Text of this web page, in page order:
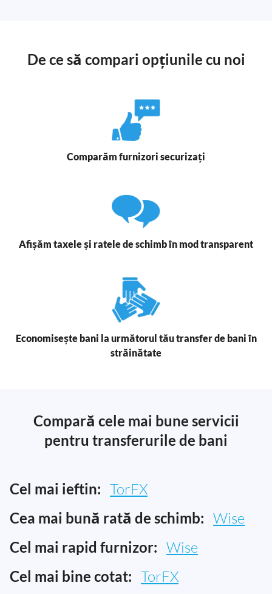
De ce să compari opțiunile cu noi
Comparăm furnizori securizați
Afișăm taxele și ratele de schimb în mod transparent
Economisește bani la următorul tău transfer de bani în
străinătate
Compară cele mai bune servicii
pentru transferurile de bani
Cel mai ieftin: TorFX
Cea mai bună rată de schimb: Wise
Cel mai rapid furnizor: Wise
Cel mai bine cotat: TorFX